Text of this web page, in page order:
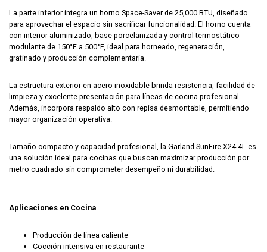
La parte inferior integra un horno Space-Saver de 25,000 BTU, diseñado
para aprovechar el espacio sin sacrificar funcionalidad. El horno cuenta
con interior aluminizado, base porcelanizada y control termostático
modulante de 150°F a 500°F, ideal para horneado, regeneración,
gratinado y producción complementaria.
La estructura exterior en acero inoxidable brinda resistencia, facilidad de
limpieza y excelente presentación para líneas de cocina profesional.
Además, incorpora respaldo alto con repisa desmontable, permitiendo
mayor organización operativa.
Tamaño compacto y capacidad profesional, la Garland SunFire X24-4L es
una solución ideal para cocinas que buscan maximizar producción por
metro cuadrado sin comprometer desempeño ni durabilidad.
Aplicaciones en Cocina
Producción de línea caliente
Cocción intensiva en restaurante